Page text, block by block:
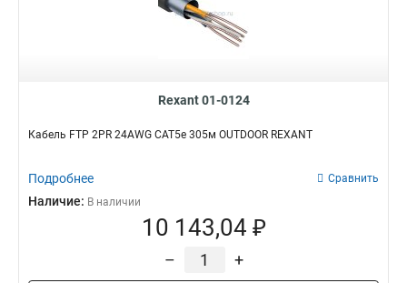
Rexant 01-0124
Кабель FTP 2PR 24AWG CAT5e 305м OUTDOOR REXANT
Подробнее Сравнить
Наличие: В наличии
10 143,04 ₽
– +